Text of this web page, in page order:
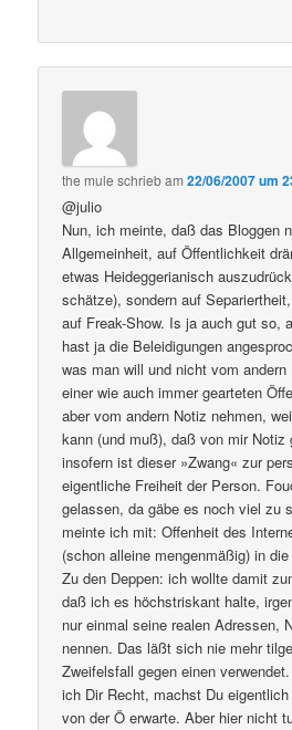
the mule schriebam22/06/2007 um
@julio
Nun, ich meinte, daß das Bloggen
Allgemeinheit, auf Öffentlichkeit
etwas Heideggerianisch
schätze), sondern auf
auf Freak-Show. Is ja auch gut so,
hast ja die Beleidigungen
was man will und nicht vom
einer wie auch immer gearteten
aber vom andern Notiz nehmen,
kann (und muß), daß von mir Notiz
insofern ist dieser »Zwang« zur
eigentliche Freiheit der Person.
gelassen, da gäbe es noch viel zu
meinte ich mit: Offenheit des
(schon alleine mengenmäßig) in
Zu den Deppen: ich wollte damit
daß ich es höchstriskant halte,
nur einmal seine realen Adressen,
nennen. Das läßt sich nie mehr
Zweifelsfall gegen einen
ich Dir Recht, machst Du
von der Ö erwarte. Aber hier nicht